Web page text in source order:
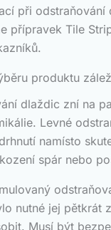
při
přípravek Tile
produktu
dlaždic zní na
Levné
namísto
spár nebo
nutné jej pětkrát
Musí být